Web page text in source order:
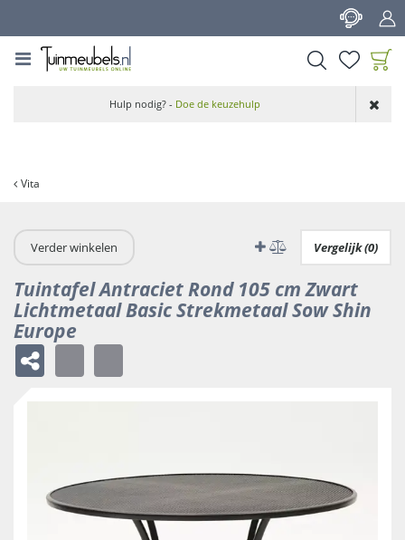
Vita
aan wensenlijst
Hulp nodig? - Doe de keuzehulp
Verder winkelen Vergelijk (0)
Tuintafel Antraciet Rond 105 cm Zwart
Lichtmetaal Basic Strekmetaal Sow Shin
Europe